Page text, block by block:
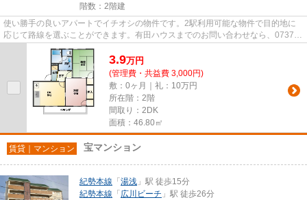
階数：2階建
使い勝手の良いアパートでイチオシの物件です。2駅利用可能な物件で目的地に
応じて路線を選ぶことができます。有田ハウスまでのお問い合わせなら、0737-
22-3200から遠慮なくどうぞ。有...
3.9万円
(管理費・共益費 3,000円)
敷：0ヶ月｜礼：10万円
所在階：2階
間取り：2DK
面積：46.80㎡
賃貸｜マンション 宝マンション
紀勢本線 「 湯浅 」駅 徒歩15分
紀勢本線 「 広川ビーチ 」駅 徒歩26分